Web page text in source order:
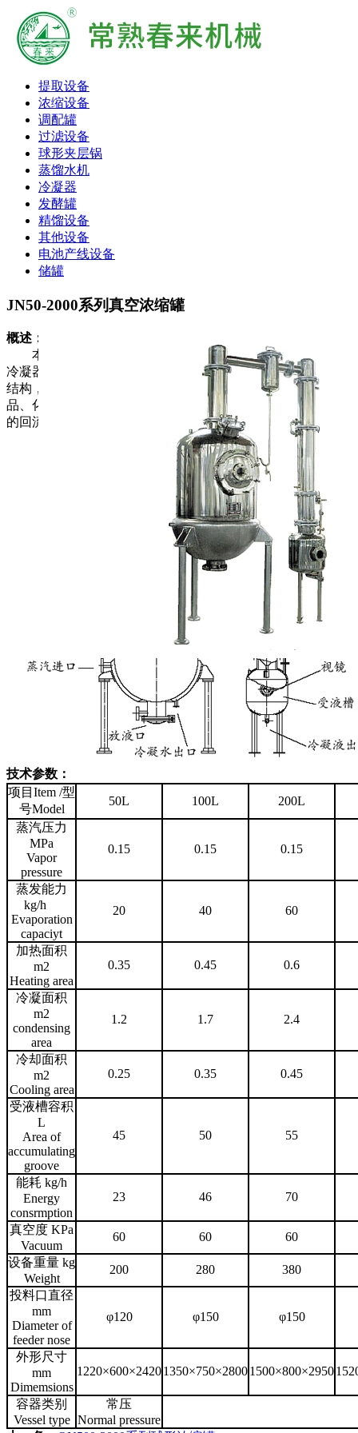
提取设备
浓缩设备
调配罐
过滤设备
球形夹层锅
蒸馏水机
冷凝器
发酵罐
精馏设备
其他设备
电池产线设备
储罐
JN50-2000系列真空浓缩罐
概述：
本设备主要包括浓缩罐、第一冷凝器、汽液分离器、第二
冷凝器、冷却器、受液桶六个不锈钢部件组成。浓缩罐为夹套
结构，冷凝器为列管式，冷却器为盘管式。适用于制药、食
品、化工等行业部门对液料的浓缩。并且也能回收酒精和简单
的回流提取。
技术参数：
项目Item /型
号Model
50L 100L
200L
蒸汽压力
MPa
Vapor
pressure
0.15 0.15 0.15
蒸发能力
kg/h
Evaporation
capaciyt
20 40 60
加热面积
m2
Heating area
0.35 0.45 0.6
冷凝面积
m2
condensing
area
1.2 1.7 2.4
冷却面积
m2
Cooling area
0.25 0.35 0.45
受液槽容积
L
Area of
accumulating
groove
45 50 55
能耗 kg/h
Energy
consrmption
23 46 70
真空度 KPa
Vacuum
60 60
60
设备重量 kg
Weight
200 280
380
投料口直径
mm
Diameter of
feeder nose
φ120 φ150 φ150
外形尺寸
mm
Dimemsions
1220×600×24201350×750×28001500×800×2950
容器类别
Vessel type
常压
Normal pressure